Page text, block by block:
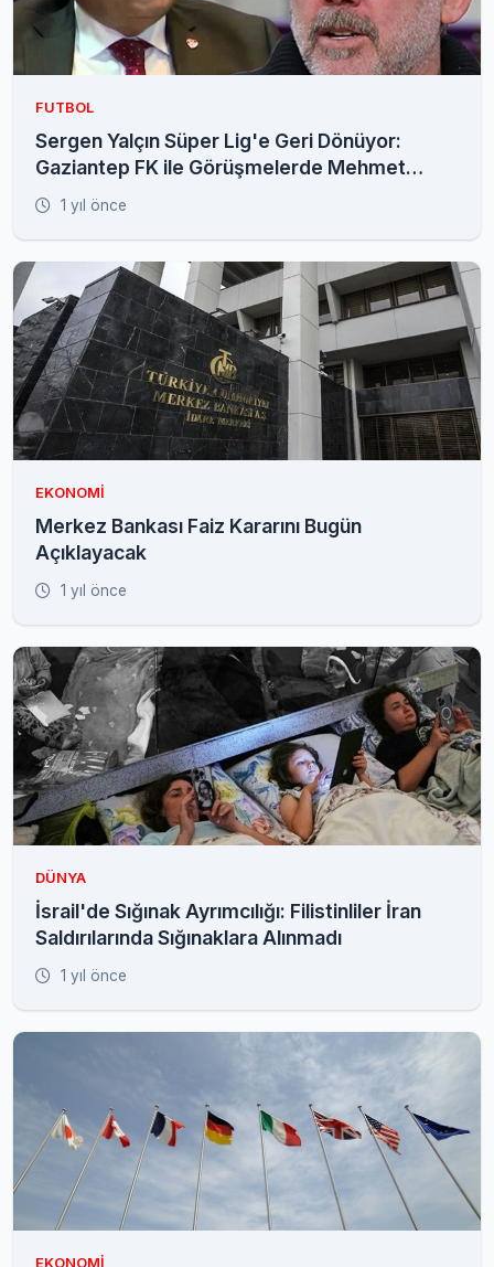
FUTBOL
Sergen Yalçın Süper Lig'e Geri Dönüyor:
Gaziantep FK ile Görüşmelerde Mehmet
Büyükekşi de Devrede
1 yıl önce
EKONOMI
Merkez Bankası Faiz Kararını Bugün
Açıklayacak
1 yıl önce
DÜNYA
İsrail'de Sığınak Ayrımcılığı: Filistinliler İran
Saldırılarında Sığınaklara Alınmadı
1 yıl önce
EKONOMI